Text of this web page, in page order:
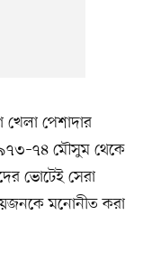
পেশাদার
মৌসুম থেকে
ভোটেই সেরা
মনোনীত করা